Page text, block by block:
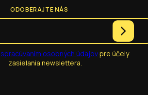
ODOBERAJTE NÁS
spracúvaním osobných údajovpre účely
zasielania newslettera.